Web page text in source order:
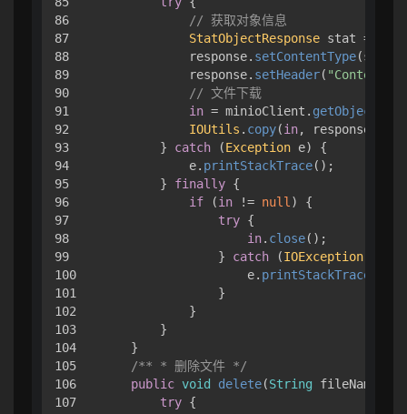
86
87
88
89
90
91
92
93
94
95
96
97
98
99
100
101
102
103
104
105
106
107
// 获取对象信息
StatObjectResponse stat =
            response.
setContentType(stat.
            response.
setHeader( "Content-
// 文件下载
in = minioClient. getObject
IOUtils . copy(in, response.
        }
catch (Exception e) {
            e.
printStackTrace();
        }
finally {
if (in != null ) {
try {
in. close();
                }
catch (IOException
                    e.
printStackTrace
                }
            }
        }
    }
/** * 删除文件 */
public void delete(String fileName
try {